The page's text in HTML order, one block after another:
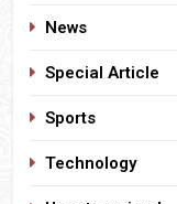
News
Special Article
Sports
Technology